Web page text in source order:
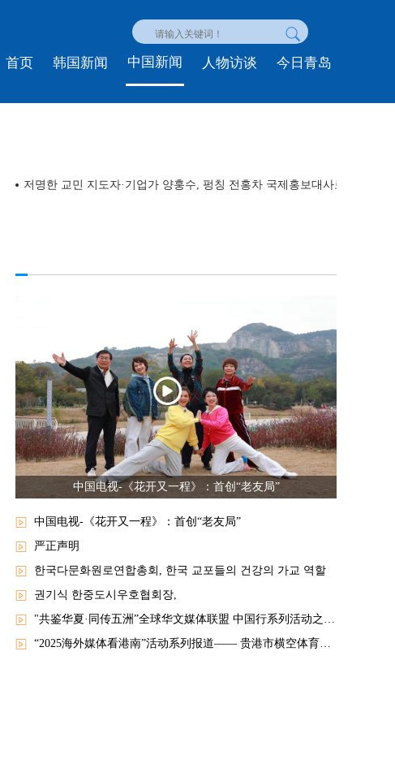
首页 韩国新闻 中国新闻 人物访谈 今日青岛
저명한 교민 지도자·기업가 양훙수, 펑칭 전홍차 국제홍보대사로 위촉
中国电视-《花开又一程》：首创“老友局”
中国电视-《花开又一程》：首创“老友局”
严正声明
한국다문화원로연합총회, 한국 교포들의 건강의 가교 역할
권기식 한중도시우호협회장,
"共鉴华夏·同传五洲”全球华文媒体联盟 中国行系列活动之走进西藏启动仪式在拉萨举行
“2025海外媒体看港南”活动系列报道—— 贵港市横空体育用品有限公司